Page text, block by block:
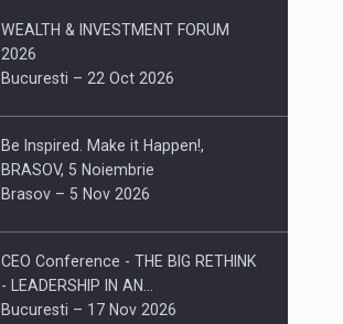
WEALTH & INVESTMENT FORUM
2026
Bucuresti – 22 Oct 2026
Be Inspired. Make it Happen!,
BRASOV, 5 Noiembrie
Brasov – 5 Nov 2026
CEO Conference - THE BIG RETHINK
- LEADERSHIP IN AN…
Bucuresti – 17 Nov 2026